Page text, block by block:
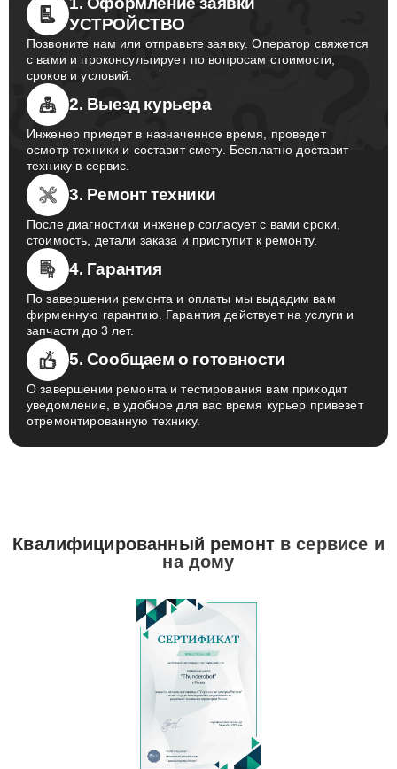
УСТРОЙСТВО
Позвоните нам или отправьте заявку. Оператор свяжется
с вами и проконсультирует по вопросам стоимости,
сроков и условий.
2. Выезд курьера
Инженер приедет в назначенное время, проведет
осмотр техники и составит смету. Бесплатно доставит
технику в сервис.
3. Ремонт техники
После диагностики инженер согласует с вами сроки,
стоимость, детали заказа и приступит к ремонту.
4. Гарантия
По завершении ремонта и оплаты мы выдадим вам
фирменную гарантию. Гарантия действует на услуги и
запчасти до 3 лет.
5. Сообщаем о готовности
О завершении ремонта и тестирования вам приходит
уведомление, в удобное для вас время курьер привезет
отремонтированную технику.
Квалифицированный ремонтв сервисе и
на дому